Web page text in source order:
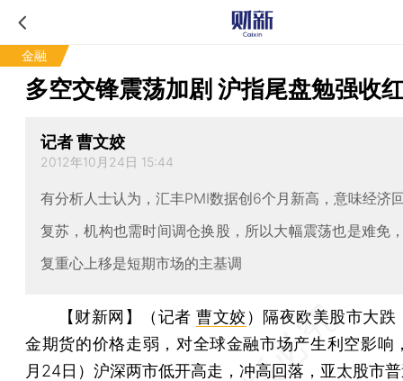
金融
多空交锋震荡加剧 沪指尾盘勉强收红
记者 曹文姣
2012年10月24日 15:44
有分析人士认为，汇丰PMI数据创6个月新高，意味经济
复苏，机构也需时间调仓换股，所以大幅震荡也是难免
复重心上移是短期市场的主基调
【财新网】（记者曹文姣） 隔夜欧美股市大跌
金期货的价格走弱，对全球金融市场产生利空影响
月24日）沪深两市低开高走，冲高回落，亚太股市普